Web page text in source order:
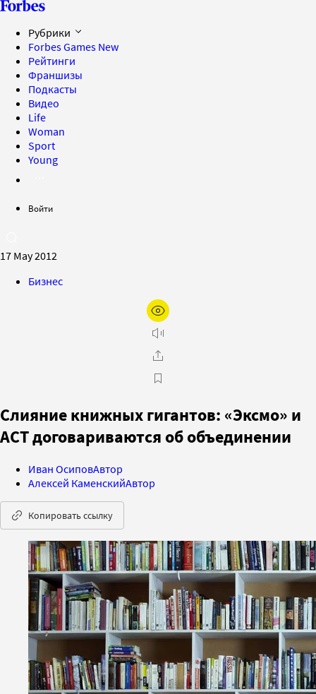
Рубрики
Forbes Games New
Рейтинги
Франшизы
Подкасты
Видео
Life
Woman
Sport
Young
Войти
17 May 2012
Бизнес
Слияние книжных гигантов: «Эксмо» и
АСТ договариваются об объединении
Иван ОсиповАвтор
Алексей КаменскийАвтор
Копировать ссылку